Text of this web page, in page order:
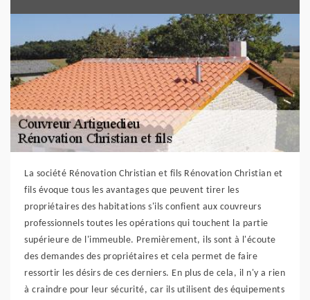
La société Rénovation Christian et fils Rénovation Christian et
fils évoque tous les avantages que peuvent tirer les
propriétaires des habitations s'ils confient aux couvreurs
professionnels toutes les opérations qui touchent la partie
supérieure de l'immeuble. Premièrement, ils sont à l'écoute
des demandes des propriétaires et cela permet de faire
ressortir les désirs de ces derniers. En plus de cela, il n'y a rien
à craindre pour leur sécurité, car ils utilisent des équipements